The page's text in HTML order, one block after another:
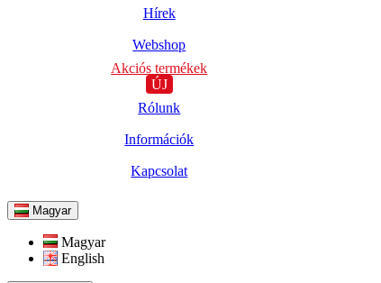
Hírek
Webshop
Akciós termékek
ÚJ
Rólunk
Információk
Kapcsolat
Magyar
Magyar
English